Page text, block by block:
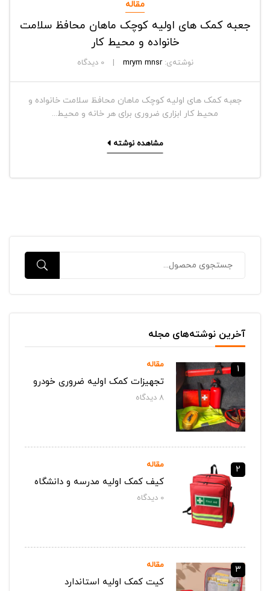
آخرین نوشته‌های مجله
مقاله
تجهیزات کمک اولیه ضروری خودرو
8دیدگاه‌
2 مقاله
کیف کمک اولیه مدرسه و دانشگاه
0دیدگاه‌
3 مقاله
کیت کمک اولیه استاندارد
مقاله
جعبه کمک های اولیه کوچک ماهان محافظ سلامت
خانواده و محیط کار
نوشته‌ی: mrym mnsr دیدگاه
جعبه کمک های اولیه کوچک ماهان محافظ سلامت خانواده و
محیط کار ابزاری ضروری برای هر خانه و محیط...
مشاهده نوشته